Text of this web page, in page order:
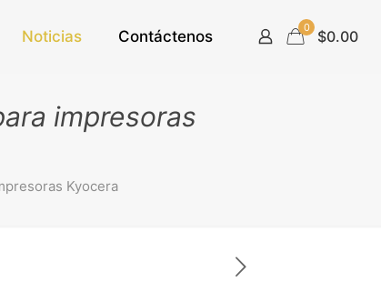
Noticias Contáctenos 0 $0.00
impresoras
Kyocera